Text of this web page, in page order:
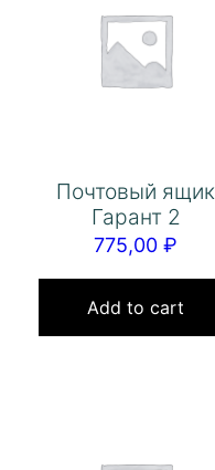
Почтовый ящик
Гарант 2
775,00₽
Add to cart